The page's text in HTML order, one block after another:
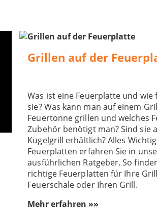
Grillen auf der
Was ist eine Feuerplatte und
sie? Was kann man auf einem
Feuertonne grillen und welches
Zubehör benötigt man? Sind sie
Kugelgrill erhältlich? Alles
Feuerplatten erfahren Sie in
ausführlichen Ratgeber. So
richtige Feuerplatten für Ihre
Feuerschale oder Ihren Grill.
Mehr erfahren »»